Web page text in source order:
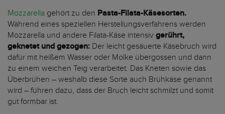
Mozzarella gehört zu den Pasta-Filata-Käsesorten.
Während eines speziellen Herstellungsverfahrens werden
Mozzarella und andere Filata-Käse intensiv gerührt,
geknetet und gezogen: Der leicht gesäuerte Käsebruch wird
dafür mit heißem Wasser oder Molke übergossen und dann
zu einem weichen Teig verarbeitet. Das Kneten sowie das
Überbrühen – weshalb diese Sorte auch Brühkäse genannt
wird – führen dazu, dass der Bruch leicht schmilzt und somit
gut formbar ist.